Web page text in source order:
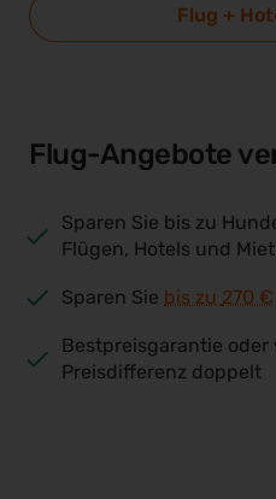
Flug-Angebote
Sparen Sie bis zu
Flügen, Hotels und
Sparen Sie bis zu 270 €
Bestpreisgarantie oder
Preisdifferenz doppelt
Flug +